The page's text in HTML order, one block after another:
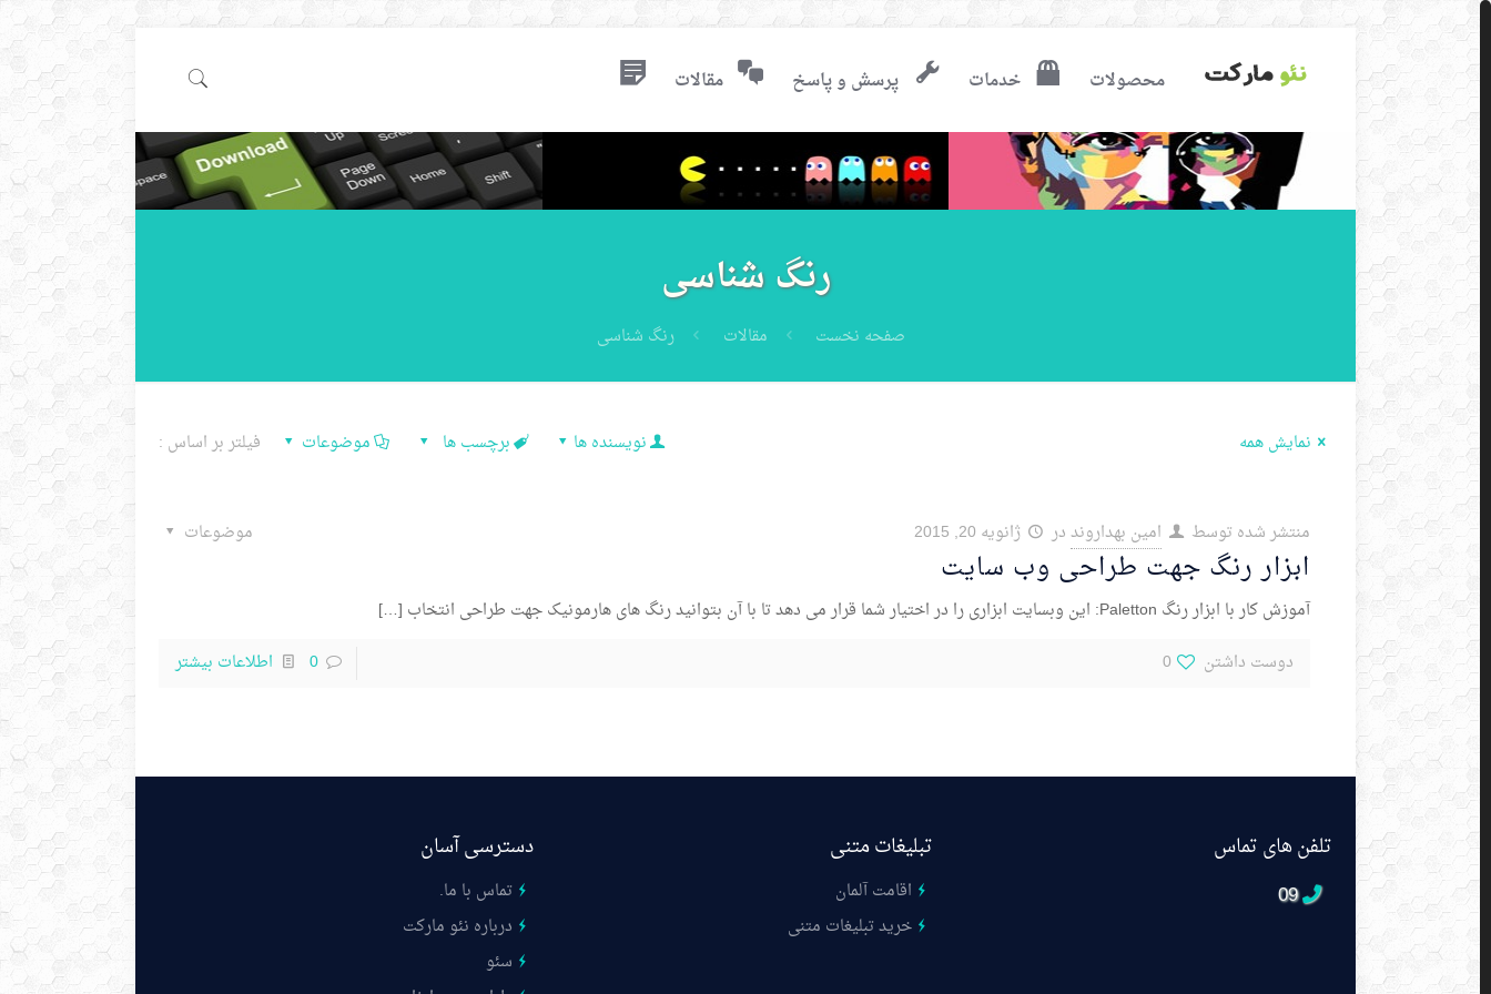
محصولات خدمات پرسش و پاسخ مقالات
رنگ شناسی
صفحه نخست مقالات رنگ شناسی
فیلتر بر اساس : موضوعات برچسب ها نویسنده ها نمایش همه
منتشر شده توسط امین بهدارونددر ژانویه 20, 2015 موضوعات
ابزار رنگ جهت طراحی وب سایت
آموزش کار با ابزار رنگ Paletton: این وبسایت ابزاری را در اختیار شما قرار می دهد تا با آن بتوانید رنگ های هارمونیک جهت طراحی انتخاب
[…]
دوست داشتن
0
0 اطلاعات بیشتر
تلفن های تماس
09
تبلیغات متنی
اقامت آلمان
خرید تبلیغات متنی
دسترسی آسان
تماس با ما.
درباره نئو مارکت
سئو